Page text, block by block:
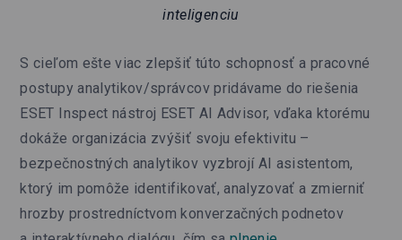
inteligenciu
S cieľom ešte viac zlepšiť túto schopnosť a pracovné
postupy analytikov/správcov pridávame do riešenia
ESET Inspect nástroj ESET AI Advisor, vďaka ktorému
dokáže organizácia zvýšiť svoju efektivitu –
bezpečnostných analytikov vyzbrojí AI asistentom,
ktorý im pomôže identifikovať, analyzovať a zmierniť
hrozby prostredníctvom konverzačných podnetov